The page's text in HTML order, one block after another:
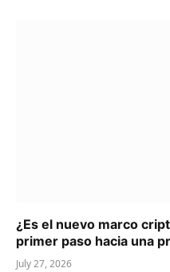
¿Es el nuevo marco
primer paso hacia una
July 27, 2026